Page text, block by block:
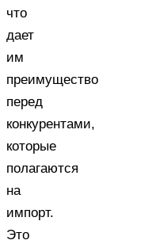
что
дает
им
преимущество
перед
конкурентами,
которые
полагаются
на
импорт.
Это